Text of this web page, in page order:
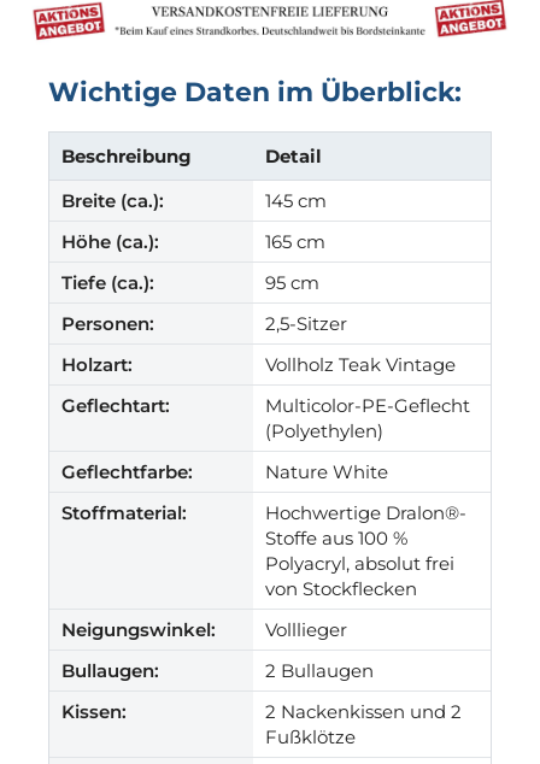
Wichtige Daten im Überblick:
Beschreibung
Detail
Breite (ca.):
145 cm
Höhe (ca.):
165 cm
Tiefe (ca.):
95 cm
Personen:
2,5-Sitzer
Holzart:
Vollholz Teak Vintage
Geflechtart:
Multicolor-PE-Geflecht
(Polyethylen)
Geflechtfarbe:
Nature White
Stoffmaterial:
Hochwertige Dralon®-
Stoffe aus 100 %
Polyacryl, absolut frei
von Stockflecken
Neigungswinkel:
Volllieger
Bullaugen:
2 Bullaugen
Kissen:
2 Nackenkissen und 2
Fußklötze